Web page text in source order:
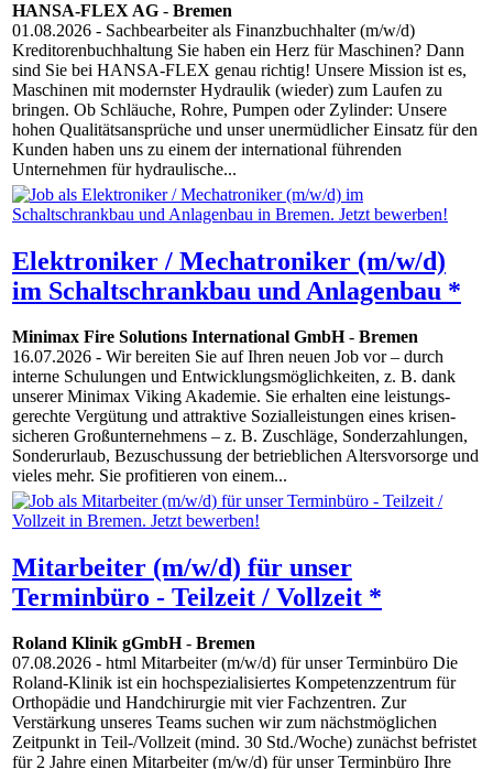
HANSA-FLEX AG - Bremen
01.08.2026 - Sachbearbeiter als Finanzbuchhalter (m/w/d)
Kreditorenbuchhaltung Sie haben ein Herz für Maschinen? Dann
sind Sie bei HANSA-FLEX genau richtig! Unsere Mission ist es,
Maschinen mit modernster Hydraulik (wieder) zum Laufen zu
bringen. Ob Schläuche, Rohre, Pumpen oder Zylinder: Unsere
hohen Qualitätsansprüche und unser unermüdlicher Einsatz für den
Kunden haben uns zu einem der international führenden
Unternehmen für hydraulische...
Elektroniker / Mechatroniker (m/w/d)
im Schaltschrankbau und Anlagenbau *
Minimax Fire Solutions International GmbH- Bremen
16.07.2026 - Wir bereiten Sie auf Ihren neuen Job vor – durch
interne Schulungen und Entwicklungs­möglich­keiten, z. B. dank
unserer Minimax Viking Akademie. Sie erhalten eine leistungs­
gerechte Vergütung und attraktive Sozial­leistungen eines krisen­
sicheren Groß­unternehmens – z. B. Zuschläge, Sonder­zahlungen,
Sonder­urlaub, Bezu­schussung der betrieb­lichen Alters­vorsorge und
vieles mehr. Sie profitieren von einem...
Mitarbeiter (m/w/d) für unser
Terminbüro - Teilzeit / Vollzeit *
Roland Klinik gGmbH- Bremen
07.08.2026 - html Mitarbeiter (m/w/d) für unser Terminbüro Die
Roland-Klinik ist ein hochspezialisiertes Kompetenzzentrum für
Orthopädie und Handchirurgie mit vier Fachzentren. Zur
Verstärkung unseres Teams suchen wir zum nächstmöglichen
Zeitpunkt in Teil-/Vollzeit (mind. 30 Std./Woche) zunächst befristet
für 2 Jahre einen Mitarbeiter (m/w/d) für unser Terminbüro Ihre